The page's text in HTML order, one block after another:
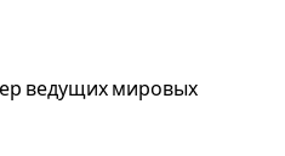
ведущих мировых